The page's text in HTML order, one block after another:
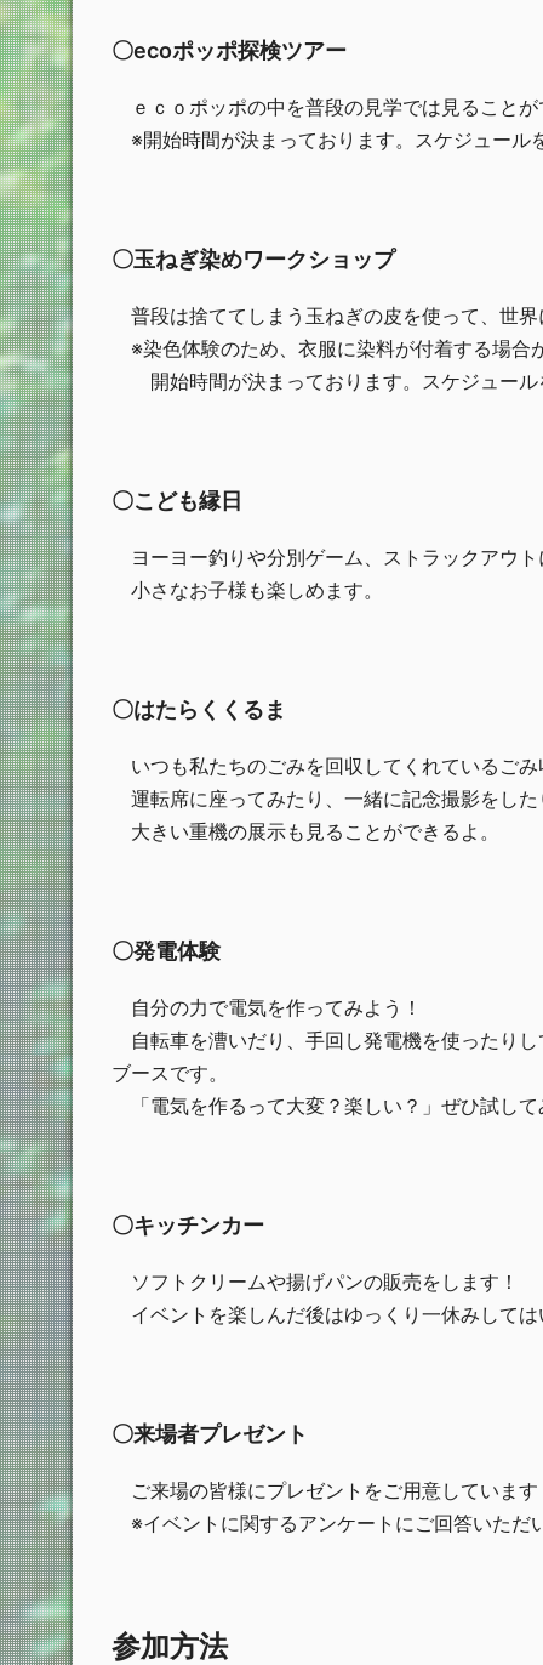
〇ecoポッポ探検ツアー
ｅｃｏポッポの中を普段の見学では見ること
※開始時間が決まっております。スケジュール
〇玉ねぎ染めワークショップ
普段は捨ててしまう玉ねぎの皮を使って、世
※染色体験のため、衣服に染料が付着する場合
開始時間が決まっております。スケジュール
〇こども縁日
ヨーヨー釣りや分別ゲーム、ストラックアウト
小さなお子様も楽しめます。
〇はたらくくるま
いつも私たちのごみを回収してくれているご
運転席に座ってみたり、一緒に記念撮影をし
大きい重機の展示も見ることができるよ。
〇発電体験
自分の力で電気を作ってみよう！
自転車を漕いだり、手回し発電機を使ったり
ブースです。
「電気を作るって大変？楽しい？」ぜひ試して
〇キッチンカー
ソフトクリームや揚げパンの販売をします！
イベントを楽しんだ後はゆっくり一休みして
〇来場者プレゼント
ご来場の皆様にプレゼントをご用意しています
※イベントに関するアンケートにご回答いただ
参加方法